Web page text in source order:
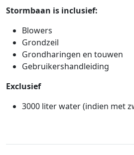
Stormbaan is inclusief:
Blowers
Grondzeil
Grondharingen en touwen
Gebruikershandleiding
Exclusief
3000 liter water (indien met